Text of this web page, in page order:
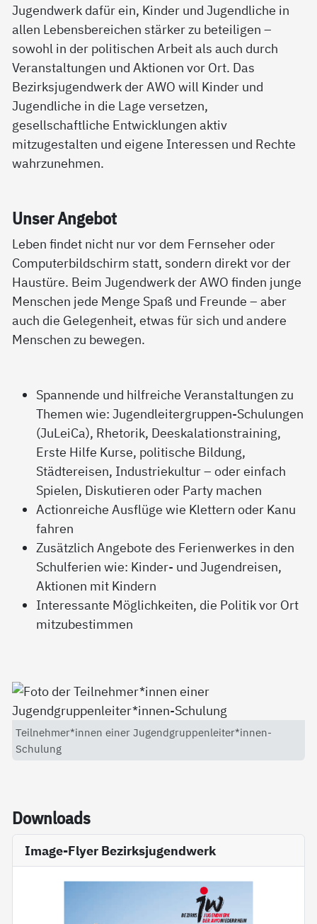
Jugendwerk dafür ein, Kinder und Jugendliche in
allen Lebensbereichen stärker zu beteiligen –
sowohl in der politischen Arbeit als auch durch
Veranstaltungen und Aktionen vor Ort. Das
Bezirksjugendwerk der AWO will Kinder und
Jugendliche in die Lage versetzen,
gesellschaftliche Entwicklungen aktiv
mitzugestalten und eigene Interessen und Rechte
wahrzunehmen.
Un­ser An­ge­bot
Leben findet nicht nur vor dem Fernseher oder
Computerbildschirm statt, sondern direkt vor der
Haustüre. Beim Jugendwerk der AWO finden junge
Menschen jede Menge Spaß und Freunde – aber
auch die Gelegenheit, etwas für sich und andere
Menschen zu bewegen.
Spannende und hilfreiche Veranstaltungen zu
Themen wie: Jugendleitergruppen-Schulungen
(JuLeiCa), Rhetorik, Deeskalationstraining,
Erste Hilfe Kurse, politische Bildung,
Städtereisen, Industriekultur – oder einfach
Spielen, Diskutieren oder Party machen
Actionreiche Ausflüge wie Klettern oder Kanu
fahren
Zusätzlich Angebote des Ferienwerkes in den
Schulferien wie: Kinder- und Jugendreisen,
Aktionen mit Kindern
Interessante Möglichkeiten, die Politik vor Ort
mitzubestimmen
Teilnehmer*innen einer Jugendgruppenleiter*innen-
Schulung
Down­loads
Image-Flyer Bezirksjugendwerk